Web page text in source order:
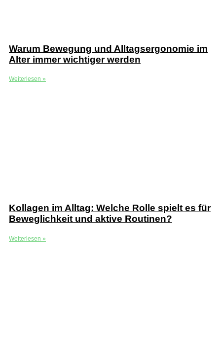
Warum Bewegung und Alltagsergonomie im
Alter immer wichtiger werden
Weiterlesen »
Kollagen im Alltag: Welche Rolle spielt es für
Beweglichkeit und aktive Routinen?
Weiterlesen »